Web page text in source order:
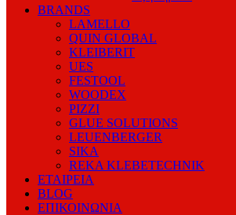
BRANDS
LAMELLO
QUIN GLOBAL
KLEIBERIT
UES
FESTOOL
WOODEX
PIZZI
GLUE SOLUTIONS
LEUENBERGER
SIKA
REKA KLEBETECHNIK
ΕΤΑΙΡΕΙΑ
BLOG
ΕΠΙΚΟΙΝΩΝΙΑ